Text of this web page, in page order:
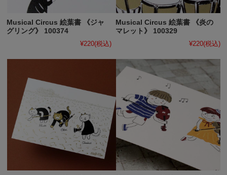
Musical Circus 絵葉書 《ジャ
グリング》 100374
¥220(税込)
Musical Circus 絵葉書 《炎の
マレット》 100329
¥220(税込)